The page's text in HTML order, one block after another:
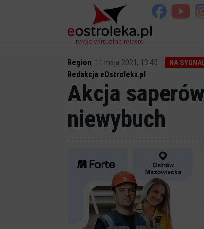
Region, 11 maja 2021, 13:45 NA
Redakcja eOstroleka.pl
Akcja
niewybuch